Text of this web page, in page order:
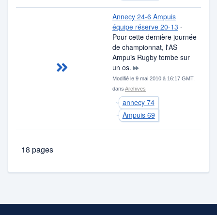
Annecy 24-6 Ampuis
équipe réserve 20-13 -
Pour cette dernière journée
de championnat, l'AS
Ampuis Rugby tombe sur
un os.
Modifié le 9 mai 2010 à 16:17 GMT,
dans Archives
annecy 74
Ampuis 69
18 pages